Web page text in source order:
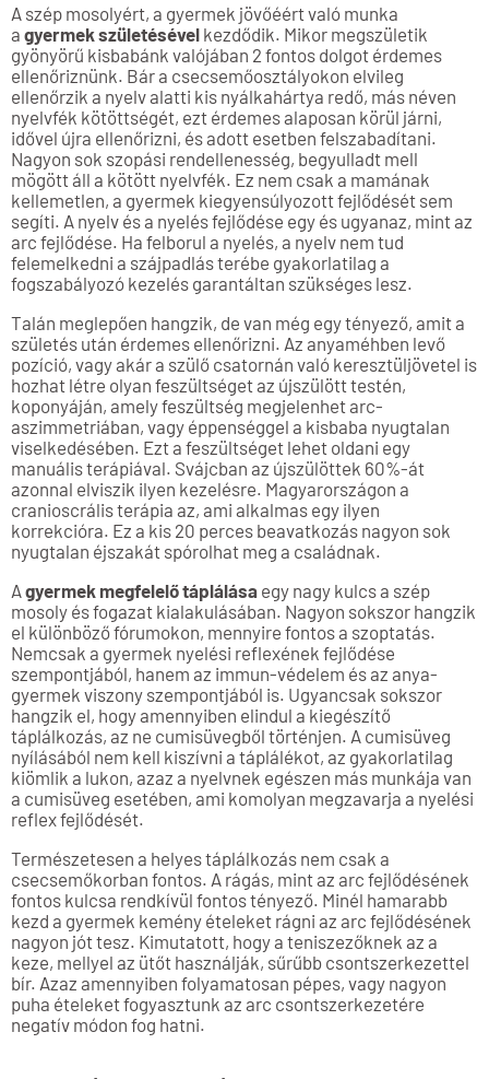
A szép mosolyért, a gyermek jövőéért való munka
a gyermek születésével kezdődik. Mikor megszületik
gyönyörű kisbabánk valójában 2 fontos dolgot érdemes
ellenőriznünk. Bár a csecsemőosztályokon elvileg
ellenőrzik a nyelv alatti kis nyálkahártya redő, más néven
nyelvfék kötöttségét, ezt érdemes alaposan körül járni,
idővel újra ellenőrizni, és adott esetben felszabadítani.
Nagyon sok szopási rendellenesség, begyulladt mell
mögött áll a kötött nyelvfék. Ez nem csak a mamának
kellemetlen, a gyermek kiegyensúlyozott fejlődését sem
segíti. A nyelv és a nyelés fejlődése egy és ugyanaz, mint az
arc fejlődése. Ha felborul a nyelés, a nyelv nem tud
felemelkedni a szájpadlás terébe gyakorlatilag a
fogszabályozó kezelés garantáltan szükséges lesz.
Talán meglepően hangzik, de van még egy tényező, amit a
születés után érdemes ellenőrizni. Az anyaméhben levő
pozíció, vagy akár a szülő csatornán való keresztüljövetel is
hozhat létre olyan feszültséget az újszülött testén,
koponyáján, amely feszültség megjelenhet arc-
aszimmetriában, vagy éppenséggel a kisbaba nyugtalan
viselkedésében. Ezt a feszültséget lehet oldani egy
manuális terápiával. Svájcban az újszülöttek 60%-át
azonnal elviszik ilyen kezelésre. Magyarországon a
cranioscrális terápia az, ami alkalmas egy ilyen
korrekcióra. Ez a kis 20 perces beavatkozás nagyon sok
nyugtalan éjszakát spórolhat meg a családnak.
A gyermek megfelelő táplálása egy nagy kulcs a szép
mosoly és fogazat kialakulásában. Nagyon sokszor hangzik
el különböző fórumokon, mennyire fontos a szoptatás.
Nemcsak a gyermek nyelési reflexének fejlődése
szempontjából, hanem az immun-védelem és az anya-
gyermek viszony szempontjából is. Ugyancsak sokszor
hangzik el, hogy amennyiben elindul a kiegészítő
táplálkozás, az ne cumisüvegből történjen. A cumisüveg
nyílásából nem kell kiszívni a táplálékot, az gyakorlatilag
kiömlik a lukon, azaz a nyelvnek egészen más munkája van
a cumisüveg esetében, ami komolyan megzavarja a nyelési
reflex fejlődését.
Természetesen a helyes táplálkozás nem csak a
csecsemőkorban fontos. A rágás, mint az arc fejlődésének
fontos kulcsa rendkívül fontos tényező. Minél hamarabb
kezd a gyermek kemény ételeket rágni az arc fejlődésének
nagyon jót tesz. Kimutatott, hogy a teniszezőknek az a
keze, mellyel az ütőt használják, sűrűbb csontszerkezettel
bír. Azaz amennyiben folyamatosan pépes, vagy nagyon
puha ételeket fogyasztunk az arc csontszerkezetére
negatív módon fog hatni.